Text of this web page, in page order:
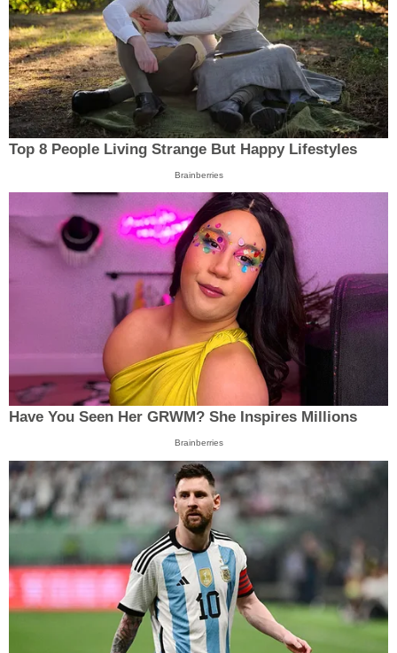
Top 8 People Living Strange But Happy Lifestyles
Brainberries
Have You Seen Her GRWM? She Inspires Millions
Brainberries